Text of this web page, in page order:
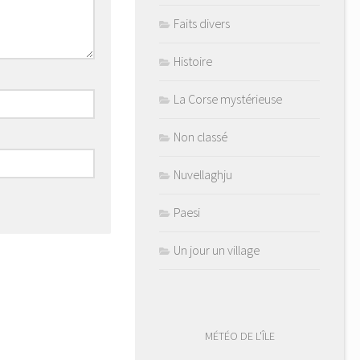
Faits divers
Histoire
La Corse mystérieuse
Non classé
Nuvellaghju
Paesi
Un jour un village
MÉTÉO DE L'ÎLE